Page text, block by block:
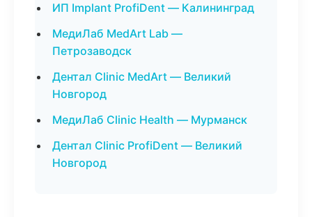
ИП Implant ProfiDent — Калининград
МедиЛаб MedArt Lab —
Петрозаводск
Дентал Clinic MedArt — Великий
Новгород
МедиЛаб Clinic Health — Мурманск
Дентал Clinic ProfiDent — Великий
Новгород